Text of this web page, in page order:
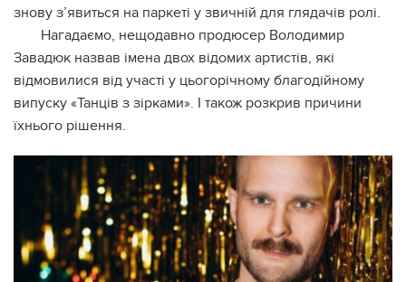
знову з’явиться на паркеті у звичній для глядачів ролі.
Нагадаємо, нещодавно продюсер Володимир
Завадюк назвав імена двох відомих артистів, які
відмовилися від участі у цьогорічному благодійному
випуску «Танців з зірками». І також розкрив причини
їхнього рішення.